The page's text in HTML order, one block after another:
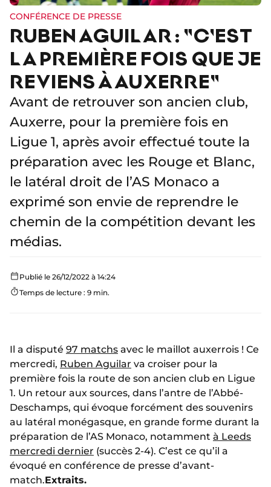
CONFÉRENCE DE PRESSE
RUBEN AGUILAR : "C'EST
LA PREMIÈRE FOIS QUE JE
REVIENS À AUXERRE"
Avant de retrouver son ancien club,
Auxerre, pour la première fois en
Ligue 1, après avoir effectué toute la
préparation avec les Rouge et Blanc,
le latéral droit de l’AS Monaco a
exprimé son envie de reprendre le
chemin de la compétition devant les
médias.
Publié le 26/12/2022 à 14:24
Temps de lecture : 9 min.
Il a disputé 97 matchs avec le maillot auxerrois ! Ce
mercredi, Ruben Aguilar va croiser pour la
première fois la route de son ancien club en Ligue
1. Un retour aux sources, dans l’antre de l’Abbé-
Deschamps, qui évoque forcément des souvenirs
au latéral monégasque, en grande forme durant la
préparation de l’AS Monaco, notamment à Leeds
mercredi dernier (succès 2-4). C’est ce qu’il a
évoqué en conférence de presse d’avant-
match.Extraits.